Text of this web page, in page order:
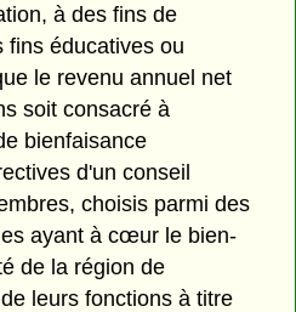
à des fins de
fins éducatives ou
le revenu annuel net
soit consacré à
bienfaisance
d'un conseil
choisis parmi des
ayant à cœur le bien-
de la région de
leurs fonctions à titre